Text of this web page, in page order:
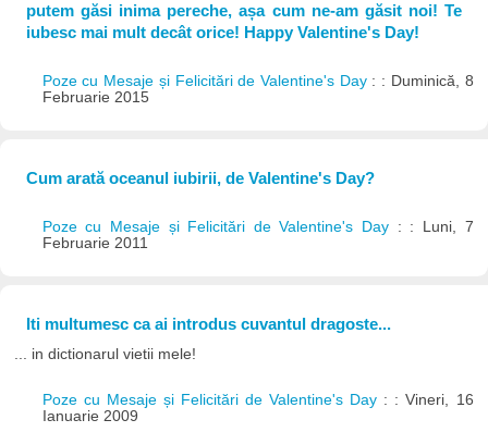
putem găsi inima pereche, așa cum ne-am găsit noi! Te
iubesc mai mult decât orice! Happy Valentine's Day!
Poze cu Mesaje și Felicitări de Valentine's Day : : Duminică, 8
Februarie 2015
Cum arată oceanul iubirii, de Valentine's Day?
Poze cu Mesaje și Felicitări de Valentine's Day : : Luni, 7
Februarie 2011
Iti multumesc ca ai introdus cuvantul dragoste...
... in dictionarul vietii mele!
Poze cu Mesaje și Felicitări de Valentine's Day : : Vineri, 16
Ianuarie 2009